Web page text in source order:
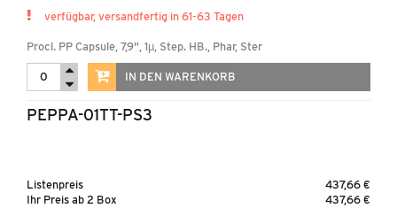
verfügbar, versandfertig in 61-63 Tagen
Procl. PP Capsule, 7,9", 1µ, Step. HB., Phar, Ster
IN DEN WARENKORB
PEPPA-01TT-PS3
Listenpreis
437,66 €
Ihr Preis ab 2 Box
437,66 €